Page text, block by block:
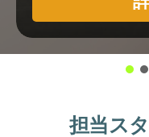
担当ス